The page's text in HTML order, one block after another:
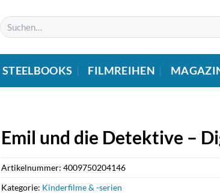
Suchen
nach:
STEELBOOKS FILMREIHEN
Emil und die Detektive –
Artikelnummer: 4009750204146
Kategorie: Kinderfilme & -serien